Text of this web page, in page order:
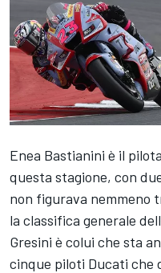
Enea Bastianini è il
questa stagione, con
non figurava nemmeno
la classifica generale
Gresini è colui che sta
cinque piloti Ducati che